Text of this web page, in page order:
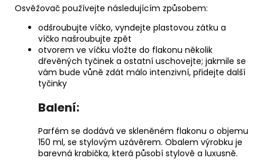
Osvěžovač používejte následujícím způsobem:
odšroubujte víčko, vyndejte plastovou zátku a
víčko našroubujte zpět
otvorem ve víčku vložte do flakonu několik
dřevěných tyčinek a ostatní uschovejte; jakmile se
vám bude vůně zdát málo intenzivní, přidejte další
tyčinky
Balení:
Parfém se dodává ve skleněném flakonu o objemu
150 ml, se stylovým uzávěrem. Obalem výrobku je
barevná krabička, která působí stylově a luxusně.
67
Kč